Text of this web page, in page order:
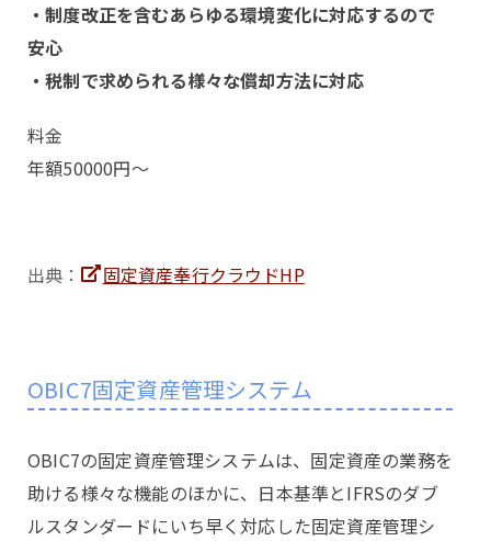
・制度改正を含むあらゆる環境変化に対応するので
安心
・税制で求められる様々な償却方法に対応
料金
年額50000円～
出典： 固定資産奉行クラウドHP
OBIC7固定資産管理システム
OBIC7の固定資産管理システムは、固定資産の業務を
助ける様々な機能のほかに、日本基準とIFRSのダブ
ルスタンダードにいち早く対応した固定資産管理シ